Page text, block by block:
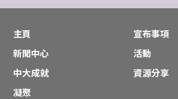
主頁
宣布事項
新聞中心
活動
中大成就
資源分享
凝聚